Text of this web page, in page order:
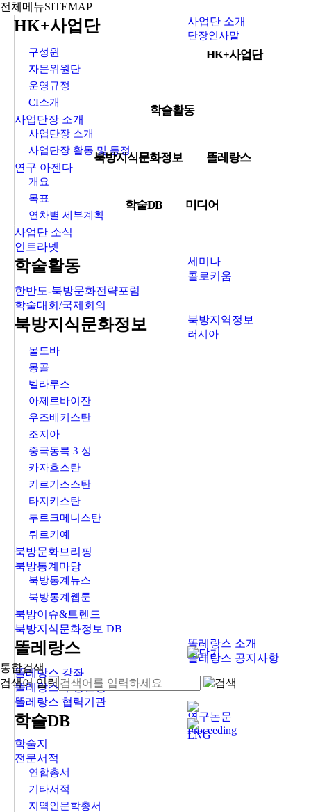
HK+사업단
학술활동
북방지식문화정보 똘레랑스
학술DB 미디어
전체메뉴SITEMAP
HK+사업단 사업단 소개
단장인사말
구성원
자문위원단
운영규정
CI소개
사업단장 소개
사업단장 소개
사업단장 활동 및 동정
연구 아젠다
개요
목표
연차별 세부계획
사업단 소식
인트라넷
학술활동
세미나
콜로키움
한반도-북방문화전략포럼
학술대회/국제회의
북방지식문화정보 북방지역정보
러시아
몰도바
몽골
벨라루스
아제르바이잔
우즈베키스탄
조지아
중국동북 3 성
카자흐스탄
키르기스스탄
타지키스탄
투르크메니스탄
튀르키예
북방문화브리핑
북방통계마당
북방통계뉴스
북방통계웹툰
북방이슈&트렌드
북방지식문화정보 DB
똘레랑스
똘레랑스 소개
똘레랑스 공지사항
똘레랑스 강좌
똘레랑스 수강신청
똘레랑스 협력기관
학술DB
연구논문
Proceeding
학술지
전문서적
연합총서
기타서적
지역인문학총서
통합검색
검색어 입력
ENG